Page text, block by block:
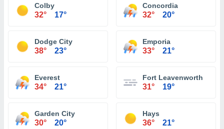
Colby
32° 17°
Concordia
32° 20°
Dodge City
38° 23°
Emporia
33° 21°
Everest
34° 21°
Fort Leavenworth
31° 19°
Garden City
30° 20°
Hays
36° 21°